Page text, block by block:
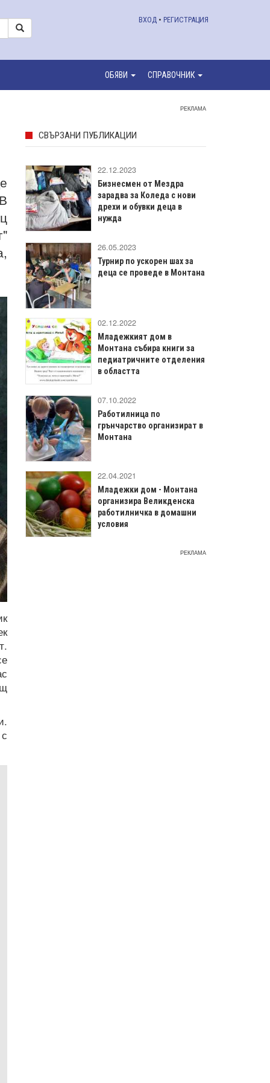
ВХОД • РЕГИСТРАЦИЯ
ОБЯВИ СПРАВОЧНИК
РЕКЛАМА
СВЪРЗАНИ ПУБЛИКАЦИИ
22.12.2023
Бизнесмен от Мездра
зарадва за Коледа с нови
дрехи и обувки деца в
нужда
26.05.2023
Турнир по ускорен шах за
деца се проведе в Монтана
02.12.2022
Младежкият дом в
Монтана събира книги за
педиатричните отделения
в областта
07.10.2022
Работилница по
грънчарство организират в
Монтана
22.04.2021
Младежки дом - Монтана
организира Великденска
работилничка в домашни
условия
РЕКЛАМА